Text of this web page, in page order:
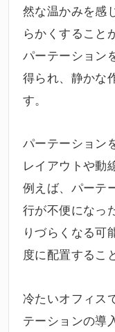
然な温かみを感
らかくすること
パーテーション
得られ、静かな
す。
パーテーション
レイアウトや動
例えば、パーテ
行が不便になっ
りづらくなる可
度に配置するこ
冷たいオフィス
テーションの導